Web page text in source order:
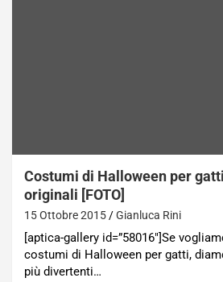
Costumi di Halloween per
originali [FOTO]
15 Ottobre 2015 Gianluca Rini
[aptica-gallery id=”58016″]Se
costumi di Halloween per gatti,
più divertenti…